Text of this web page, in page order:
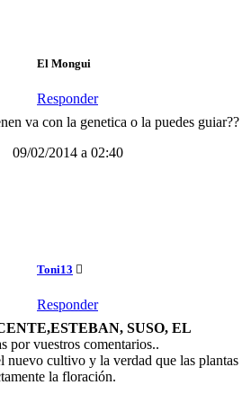
El Mongui
Responder
va con la genetica o la puedes guiar??
09/02/2014 a 02:40
Toni13
Responder
SUSO, EL
por vuestros comentarios..
nuevo cultivo y la verdad que las plantas
la floración.